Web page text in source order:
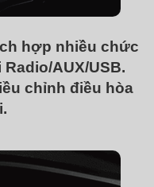
hợp nhiều chức
AUX/USB.
chỉnh điều hòa